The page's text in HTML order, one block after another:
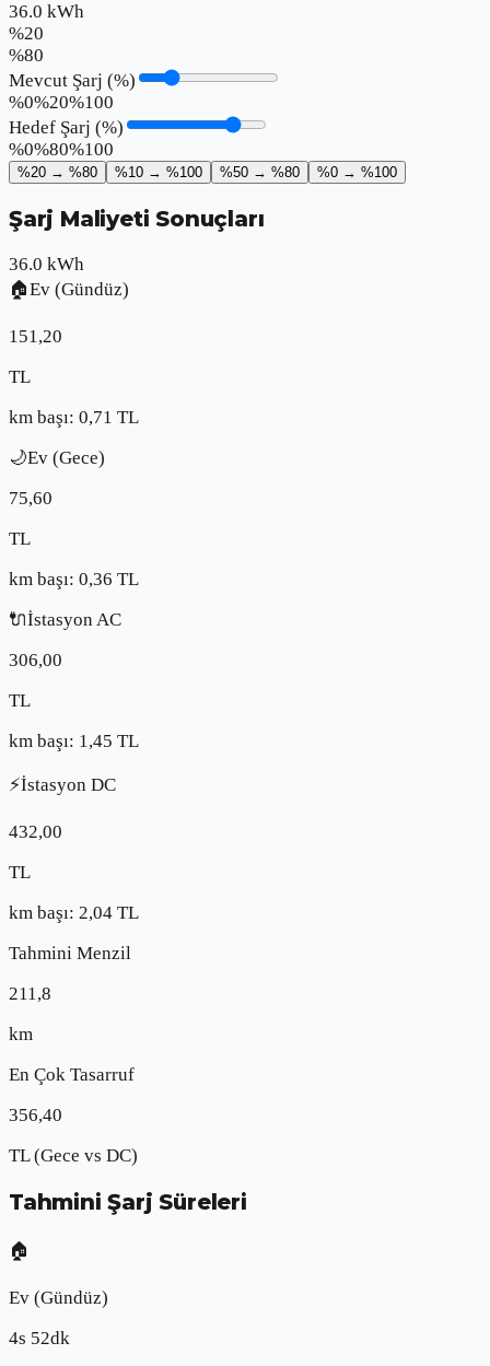
36.0 kWh
%20
%80
Mevcut Şarj (%)
%0%20%100
Hedef Şarj (%)
%0%80%100
%20 → %80 %10 → %100 %50 → %80 %0 → %100
Şarj Maliyeti Sonuçları
36.0 kWh
🏠Ev (Gündüz)
151,20
TL
km başı: 0,71 TL
🌙Ev (Gece)
75,60
TL
km başı: 0,36 TL
🔌İstasyon AC
306,00
TL
km başı: 1,45 TL
⚡İstasyon DC
432,00
TL
km başı: 2,04 TL
Tahmini Menzil
211,8
km
En Çok Tasarruf
356,40
TL (Gece vs DC)
Tahmini Şarj Süreleri
🏠
Ev (Gündüz)
4s 52dk